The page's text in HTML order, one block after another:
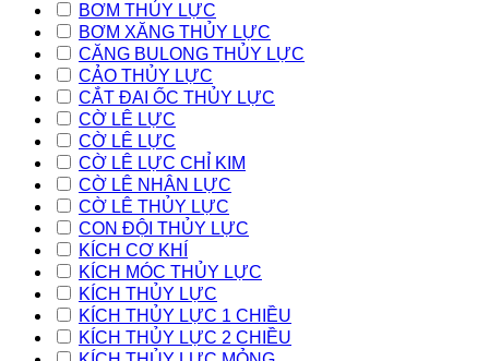
BƠM THỦY LỰC
BƠM XĂNG THỦY LỰC
CĂNG BULONG THỦY LỰC
CẢO THỦY LỰC
CẮT ĐAI ỐC THỦY LỰC
CỜ LÊ LỰC
CỜ LÊ LỰC
CỜ LÊ LỰC CHỈ KIM
CỜ LÊ NHÂN LỰC
CỜ LÊ THỦY LỰC
CON ĐỘI THỦY LỰC
KÍCH CƠ KHÍ
KÍCH MÓC THỦY LỰC
KÍCH THỦY LỰC
KÍCH THỦY LỰC 1 CHIỀU
KÍCH THỦY LỰC 2 CHIỀU